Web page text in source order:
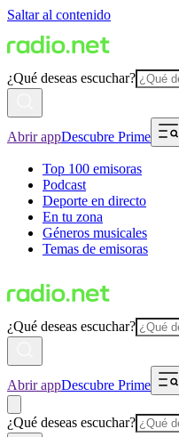
Saltar al contenido
¿Qué deseas escuchar?
Abrir appDescubre Prime
Top 100 emisoras
Podcast
Deporte en directo
En tu zona
Géneros musicales
Temas de emisoras
¿Qué deseas escuchar?
Abrir appDescubre Prime
¿Qué deseas escuchar?